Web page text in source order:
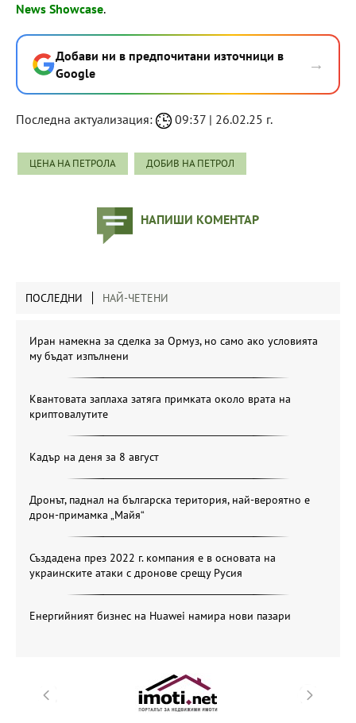
News Showcase.
Добави ни в предпочитани източници в
Google
→
Последна актуализация: 09:37 | 26.02.25 г.
ЦЕНА НА ПЕТРОЛА ДОБИВ НА ПЕТРОЛ
НАПИШИ КОМЕНТАР
ПОСЛЕДНИ НАЙ-ЧЕТЕНИ
Иран намекна за сделка за Ормуз, но само ако условията
му бъдат изпълнени
Квантовата заплаха затяга примката около врата на
криптовалутите
Кадър на деня за 8 август
Дронът, паднал на българска територия, най-вероятно е
дрон-примамка „Майя“
Създадена през 2022 г. компания е в основата на
украинските атаки с дронове срещу Русия
Енергийният бизнес на Huawei намира нови пазари